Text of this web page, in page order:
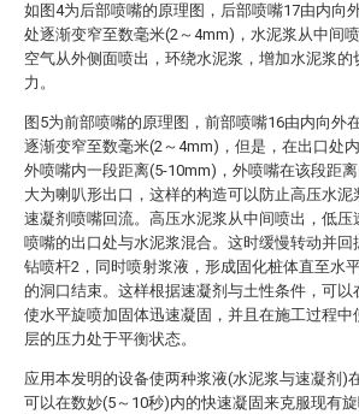
如图4为后部喷嘴的原理图，后部喷嘴17由内向
处逐渐变窄至数毫米(2～4mm)，水泥浆从中间
空气从外侧面喷出，环绕水泥浆，增加水泥浆的
力。
图5为前部喷嘴的原理图，前部喷嘴16由内向外
逐渐变窄至数毫米(2～4mm)，但是，在出口处
外喷嘴内一段距离(5-10mm)，外喷嘴在该段距
大为喇叭形出口，这样的构造可以防止高压水泥
速凝剂喷嘴回流。高压水泥浆从中间喷出，低压
喷嘴的出口处与水泥浆混合。这时缓慢转动并回
钻喷杆2，同时喷射浆液，形成固化桩体直至水
的洞口结束。这样根据速凝剂与土性条件，可以
使水平旋喷加固体迅速凝固，并且在施工过程中
层的压力处于平衡状态。
应用本发明的设备使两种浆液(水泥浆与速凝剂)
可以在数妙(5～10秒)内的快速凝固来克服现有